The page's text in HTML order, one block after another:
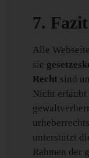
7. Fazit
Alle
sie
Recht sind
Nicht
unterstützt
Rahmen der